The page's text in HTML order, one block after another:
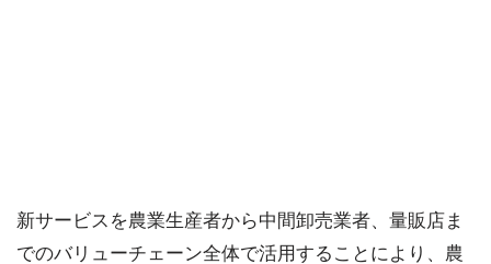
新サービスを農業生産者から中間卸売業者、量販店ま
でのバリューチェーン全体で活用することにより、農